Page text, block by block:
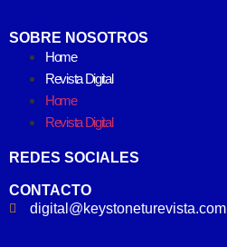
SOBRE NOSOTROS
Home
Revista Digital
Home
Revista Digital
REDES SOCIALES
CONTACTO
digital@keystoneturevista.com